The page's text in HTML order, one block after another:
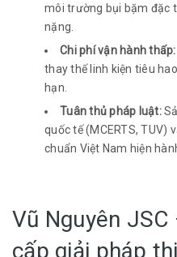
môi trường bụi bặm đặc
nặng.
Chi phí vận hành thấp:
thay thế linh kiện tiêu
hạn.
Tuân thủ pháp luật:
quốc tế (MCERTS, TUV)
chuẩn Việt Nam hiện
Vũ Nguyên
cấp giải pháp